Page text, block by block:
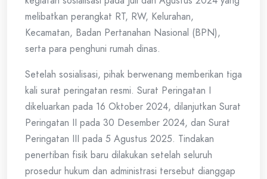
melibatkan perangkat RT, RW, Kelurahan,
Kecamatan, Badan Pertanahan Nasional (BPN),
serta para penghuni rumah dinas.
Setelah sosialisasi, pihak berwenang memberikan tiga
kali surat peringatan resmi. Surat Peringatan I
dikeluarkan pada 16 Oktober 2024, dilanjutkan Surat
Peringatan II pada 30 Desember 2024, dan Surat
Peringatan III pada 5 Agustus 2025. Tindakan
penertiban fisik baru dilakukan setelah seluruh
prosedur hukum dan administrasi tersebut dianggap